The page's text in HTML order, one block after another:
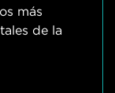
más
de la